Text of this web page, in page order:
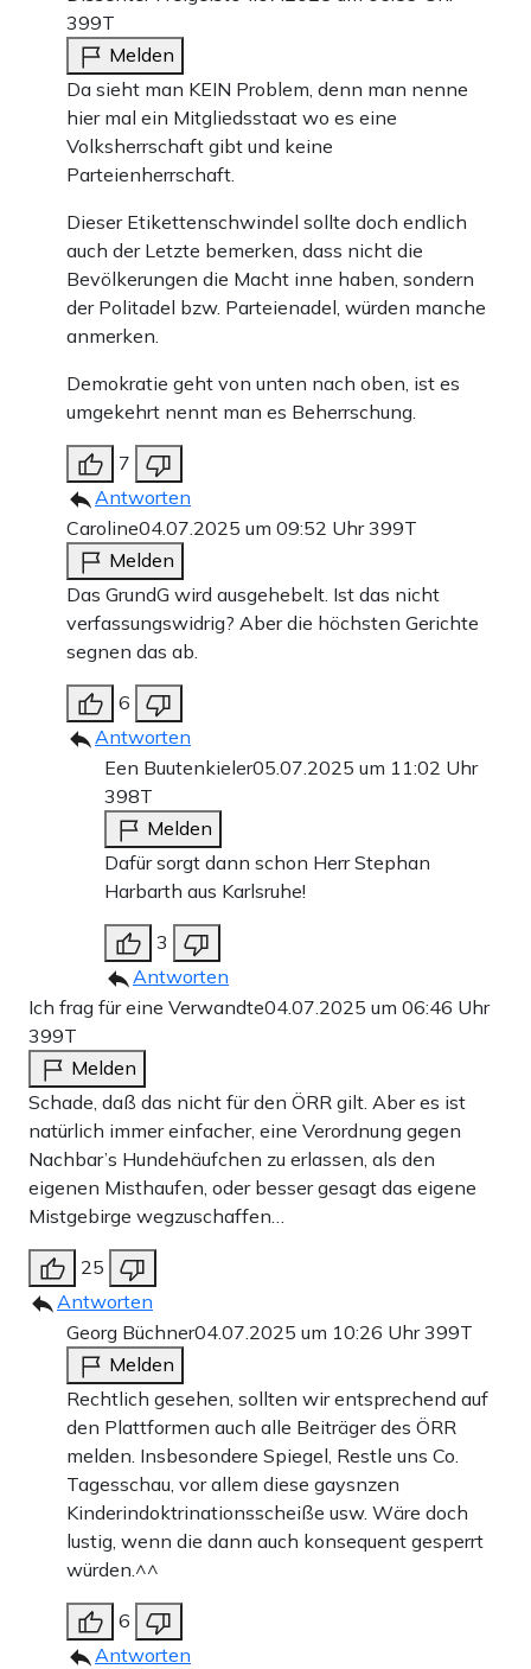
399T
Melden
Da sieht man KEIN Problem, denn man nenne
hier mal ein Mitgliedsstaat wo es eine
Volksherrschaft gibt und keine
Parteienherrschaft.
Dieser Etikettenschwindel sollte doch endlich
auch der Letzte bemerken, dass nicht die
Bevölkerungen die Macht inne haben, sondern
der Politadel bzw. Parteienadel, würden manche
anmerken.
Demokratie geht von unten nach oben, ist es
umgekehrt nennt man es Beherrschung.
7
Antworten
Caroline04.07.2025 um 09:52 Uhr399T
Melden
Das GrundG wird ausgehebelt. Ist das nicht
verfassungswidrig? Aber die höchsten Gerichte
segnen das ab.
6
Antworten
Een Buutenkieler05.07.2025 um 11:02 Uhr
398T
Melden
Dafür sorgt dann schon Herr Stephan
Harbarth aus Karlsruhe!
3
Antworten
Ich frag für eine Verwandte04.07.2025 um 06:46 Uhr
399T
Melden
Schade, daß das nicht für den ÖRR gilt. Aber es ist
natürlich immer einfacher, eine Verordnung gegen
Nachbar’s Hundehäufchen zu erlassen, als den
eigenen Misthaufen, oder besser gesagt das eigene
Mistgebirge wegzuschaffen…
25
Antworten
Georg Büchner04.07.2025 um 10:26 Uhr399T
Melden
Rechtlich gesehen, sollten wir entsprechend auf
den Plattformen auch alle Beiträger des ÖRR
melden. Insbesondere Spiegel, Restle uns Co.
Tagesschau, vor allem diese gaysnzen
Kinderindoktrinationsscheiße usw. Wäre doch
lustig, wenn die dann auch konsequent gesperrt
würden.^^
6
Antworten